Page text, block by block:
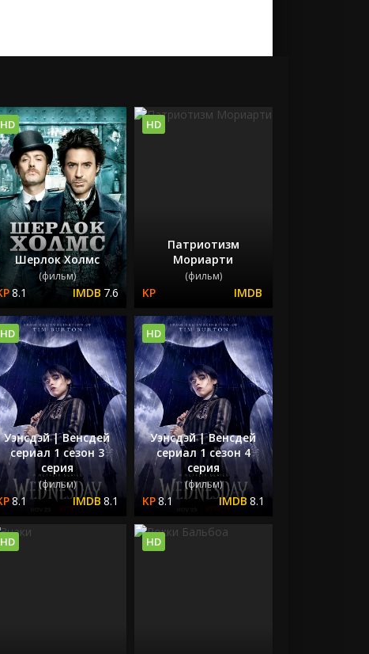
Шерлок Холмс
(фильм)
8.1 7.6
HD
Патриотизм
Мориарти
(фильм)
HD
Уэнсдэй | Венсдей
сериал 1 сезон 3
серия
(фильм)
8.1 8.1
HD
Уэнсдэй | Венсдей
сериал 1 сезон 4
серия
(фильм)
8.1 8.1
HD
HD HD